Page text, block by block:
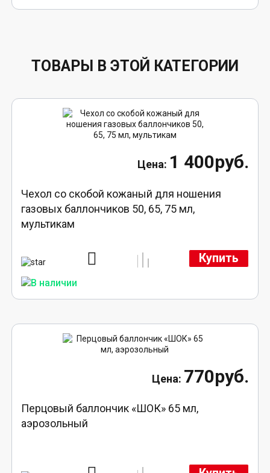
ТОВАРЫ В ЭТОЙ КАТЕГОРИИ
1 400руб.
Чехол со скобой кожаный для ношения
газовых баллончиков 50, 65, 75 мл,
мультикам
Купить
770руб.
Перцовый баллончик «ШОК» 65 мл,
аэрозольный